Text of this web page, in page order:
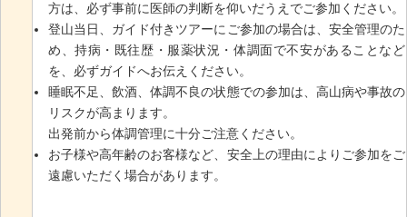
方は、必ず事前に医師の判断を仰いだうえでご参加ください。
登山当日、ガイド付きツアーにご参加の場合は、安全管理のた
め、持病・既往歴・服薬状況・体調面で不安があることなど
を、必ずガイドへお伝えください。
睡眠不足、飲酒、体調不良の状態での参加は、高山病や事故の
リスクが高まります。
出発前から体調管理に十分ご注意ください。
お子様や高年齢のお客様など、安全上の理由によりご参加をご
遠慮いただく場合があります。